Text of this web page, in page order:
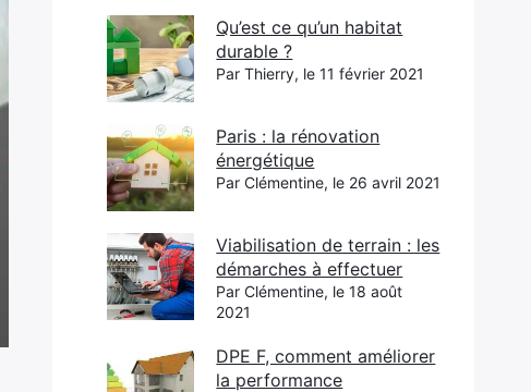
Qu’est ce qu’un habitat
durable ?
Par Thierry, le 11 février 2021
Paris : la rénovation
énergétique
Par Clémentine, le 26 avril 2021
Viabilisation de terrain : les
démarches à effectuer
Par Clémentine, le 18 août
2021
DPE F, comment améliorer
la performance